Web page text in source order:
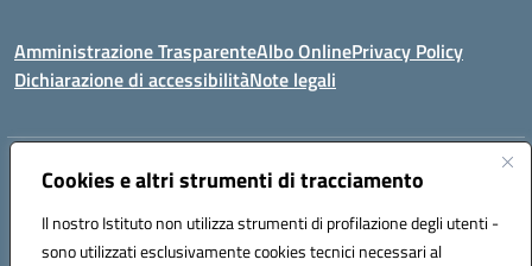
Cookies e altri strumenti di tracciamento
Il nostro Istituto non utilizza strumenti di profilazione degli utenti -
sono utilizzati esclusivamente cookies tecnici necessari al
Amministrazione TrasparenteAlbo OnlinePrivacy Policy
Dichiarazione di accessibilitàNote legali
Indirizzo:Via Coniugi Crigna – Cap. 89861 – Tropea (VV)
Posta elettronica certificata (PEC):vvic82200d@pec.istruzione.it